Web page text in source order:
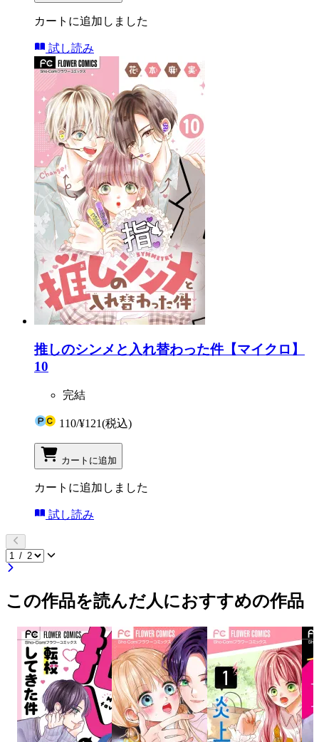
カートに追加しました
試し読み
推しのシンメと入れ替わった件【マイクロ】
10
完結
110/¥121(税込)
カートに追加
カートに追加しました
試し読み
この作品を読んだ人におすすめの作品